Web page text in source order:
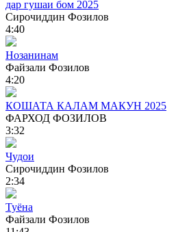
дар гушаи бом 2025
Сирочиддин Фозилов
4:40
Нозанинам
Файзали Фозилов
4:20
КОШАТА КАЛАМ МАКУН 2025
ФАРХОД ФОЗИЛОВ
3:32
Чудои
Сирочиддин Фозилов
2:34
Туёна
Файзали Фозилов